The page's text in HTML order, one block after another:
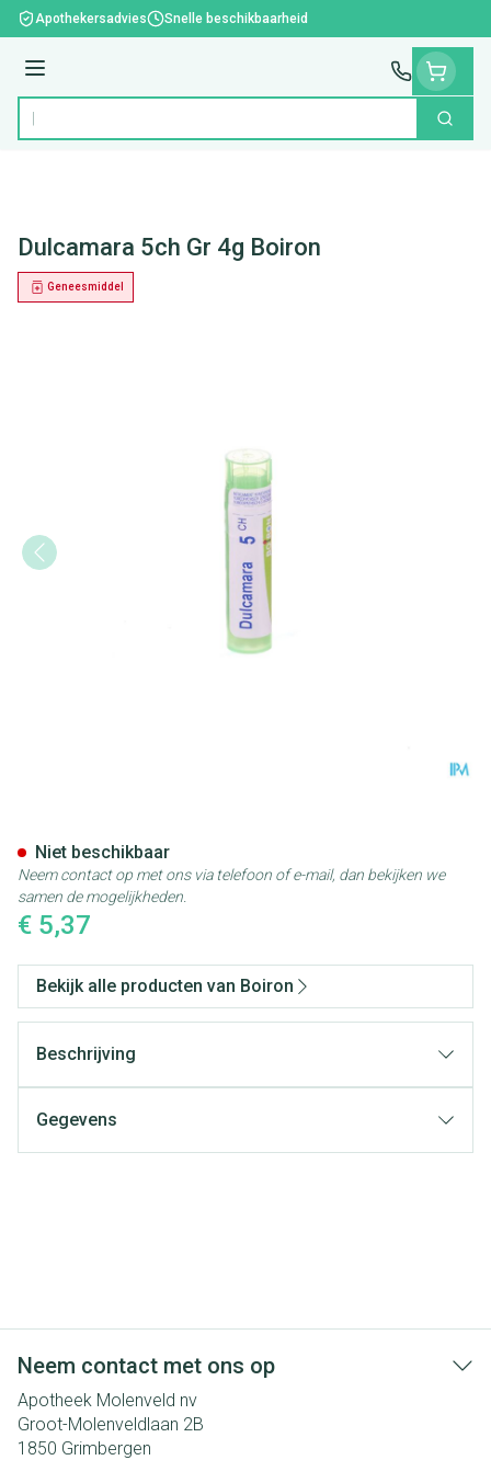
Ga naar de inhoud
Apothekersadvies Snelle beschikbaarheid
Menu
Product, merk, categorie... Zoek
Dulcamara 5ch Gr 4g Boiron
Geneesmiddel
€ 5,37
Niet beschikbaar
Neem contact op met ons via telefoon of e-mail, dan bekijken we
samen de mogelijkheden.
Bekijk alle producten van Boiron
Beschrijving
Gegevens
Neem contact met ons op
Apotheek Molenveld nv
Groot-Molenveldlaan 2B
1850 Grimbergen